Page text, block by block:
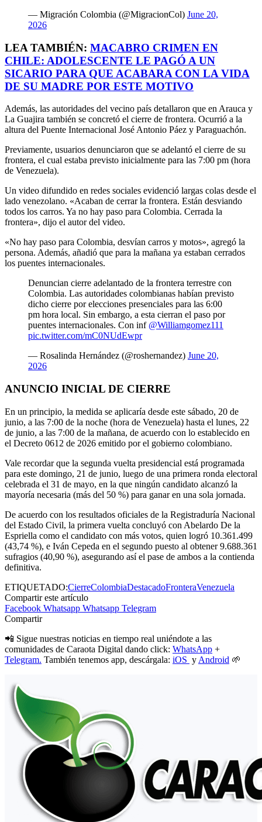
— Migración Colombia (@MigracionCol) June 20,
2026
LEA TAMBIÉN: MACABRO CRIMEN EN
CHILE: ADOLESCENTE LE PAGÓ A UN
SICARIO PARA QUE ACABARA CON LA VIDA
DE SU MADRE POR ESTE MOTIVO
Además, las autoridades del vecino país detallaron que en Arauca y
La Guajira también se concretó el cierre de frontera. Ocurrió a la
altura del Puente Internacional José Antonio Páez y Paraguachón.
Previamente, usuarios denunciaron que se adelantó el cierre de su
frontera, el cual estaba previsto inicialmente para las 7:00 pm (hora
de Venezuela).
Un video difundido en redes sociales evidenció largas colas desde el
lado venezolano. «Acaban de cerrar la frontera. Están desviando
todos los carros. Ya no hay paso para Colombia. Cerrada la
frontera», dijo el autor del video.
«No hay paso para Colombia, desvían carros y motos», agregó la
persona. Además, añadió que para la mañana ya estaban cerrados
los puentes internacionales.
Denuncian cierre adelantado de la frontera terrestre con
Colombia. Las autoridades colombianas habían previsto
dicho cierre por elecciones presenciales para las 6:00
pm hora local. Sin embargo, a esta cierran el paso por
puentes internacionales. Con inf @Williamgomez111
pic.twitter.com/mC0NUdEwpr
— Rosalinda Hernández (@roshernandez) June 20,
2026
ANUNCIO INICIAL DE CIERRE
En un principio, la medida se aplicaría desde este sábado, 20 de
junio, a las 7:00 de la noche (hora de Venezuela) hasta el lunes, 22
de junio, a las 7:00 de la mañana, de acuerdo con lo establecido en
el Decreto 0612 de 2026 emitido por el gobierno colombiano.
Vale recordar que la segunda vuelta presidencial está programada
para este domingo, 21 de junio, luego de una primera ronda electoral
celebrada el 31 de mayo, en la que ningún candidato alcanzó la
mayoría necesaria (más del 50 %) para ganar en una sola jornada.
De acuerdo con los resultados oficiales de la Registraduría Nacional
del Estado Civil, la primera vuelta concluyó con Abelardo De la
Espriella como el candidato con más votos, quien logró 10.361.499
(43,74 %), e Iván Cepeda en el segundo puesto al obtener 9.688.361
sufragios (40,90 %), asegurando así el pase de ambos a la contienda
definitiva.
ETIQUETADO:CierreColombiaDestacadoFronteraVenezuela
Compartir este artículo
Facebook Whatsapp Whatsapp Telegram
Compartir
📲 Sigue nuestras noticias en tiempo real uniéndote a las
comunidades de Caraota Digital dando click: WhatsApp +
Telegram. También tenemos app, descárgala: iOS y Android 🌱